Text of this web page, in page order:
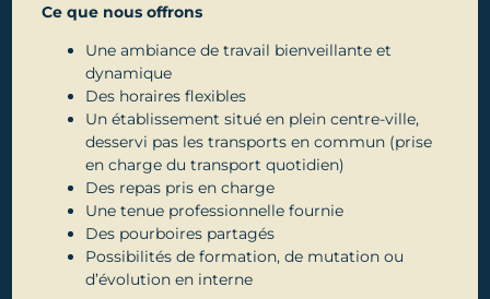
Ce que nous offrons
Une ambiance de travail bienveillante et
dynamique
Des horaires flexibles
Un établissement situé en plein centre-ville,
desservi pas les transports en commun (prise
en charge du transport quotidien)
Des repas pris en charge
Une tenue professionnelle fournie
Des pourboires partagés
Possibilités de formation, de mutation ou
d’évolution en interne